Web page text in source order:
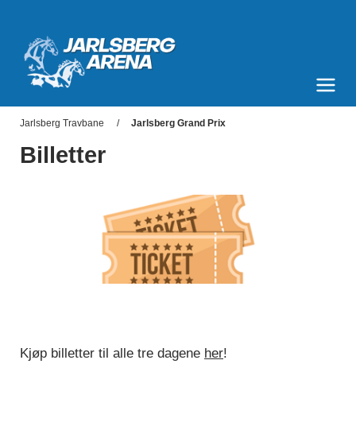
Jarlsberg Travbane Jarlsberg Grand Prix
Billetter
Kjøp billetter til alle tre dagene her!